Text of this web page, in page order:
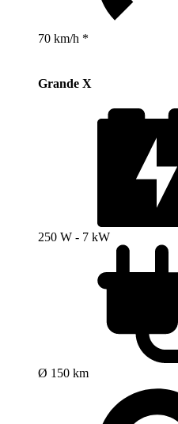
70 km/h *
Grande X
250 W - 7 kW
Ø 150 km